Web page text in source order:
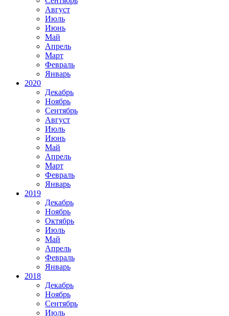
Август
Июль
Июнь
Май
Апрель
Март
Февраль
Январь
2020
Декабрь
Ноябрь
Сентябрь
Август
Июль
Июнь
Май
Апрель
Март
Февраль
Январь
2019
Декабрь
Ноябрь
Октябрь
Июль
Май
Апрель
Февраль
Январь
2018
Декабрь
Ноябрь
Сентябрь
Июль